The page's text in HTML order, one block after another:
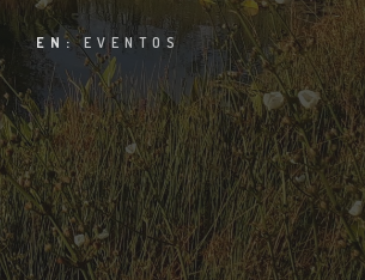
EN:EVENTOS